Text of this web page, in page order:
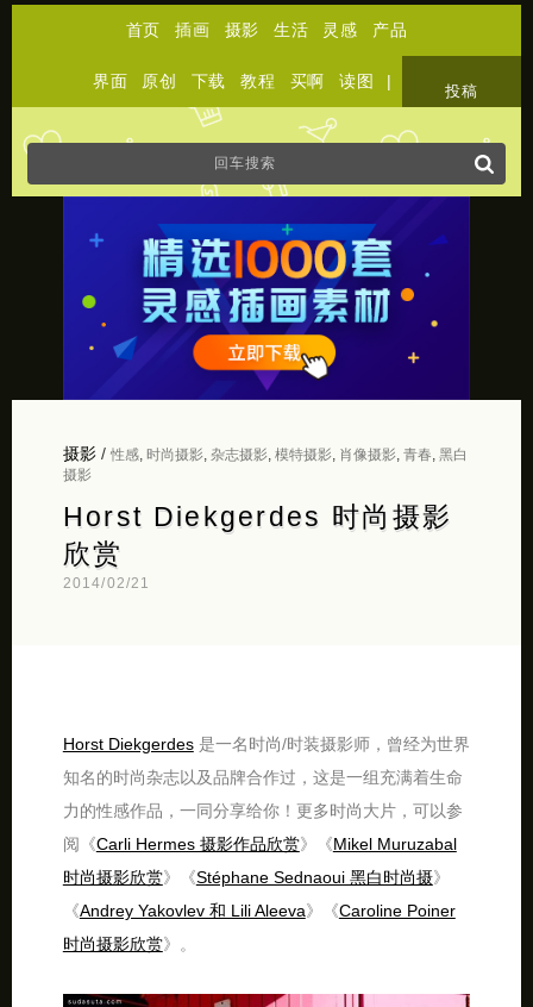
首页 插画 摄影 生活 灵感 产品
界面 原创 下载 教程 买啊 读图 |
投稿
摄影/ 性感, 时尚摄影, 杂志摄影, 模特摄影, 肖像摄影, 青春 黑白
摄影
Horst Diekgerdes 时尚摄影
欣赏
2014/02/21
Horst Diekgerdes是一名时尚/时装摄影师，曾经为世界
知名的时尚杂志以及品牌合作过，这是一组充满着生命
力的性感作品，一同分享给你！更多时尚大片，可以参
阅《Carli Hermes 摄影作品欣赏》《Mikel Muruzabal
时尚摄影欣赏》《Stéphane Sednaoui 黑白时尚摄》
《Andrey Yakovlev 和 Lili Aleeva》《Caroline Poiner
时尚摄影欣赏》。